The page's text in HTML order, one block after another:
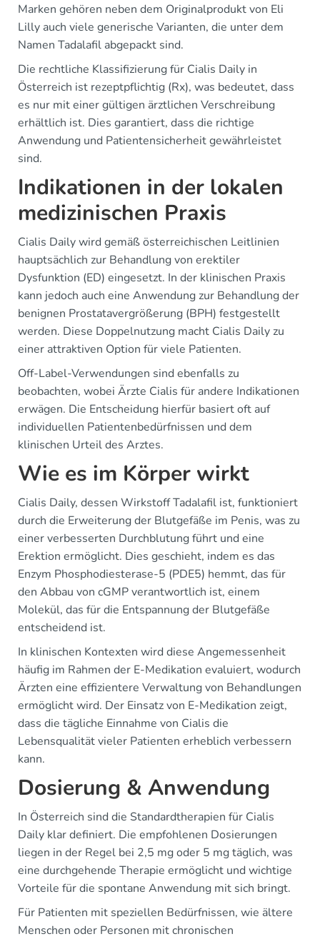
Marken gehören neben dem Originalprodukt von Eli
Lilly auch viele generische Varianten, die unter dem
Namen Tadalafil abgepackt sind.
Die rechtliche Klassifizierung für Cialis Daily in
Österreich ist rezeptpflichtig (Rx), was bedeutet, dass
es nur mit einer gültigen ärztlichen Verschreibung
erhältlich ist. Dies garantiert, dass die richtige
Anwendung und Patientensicherheit gewährleistet
sind.
Indikationen in der lokalen
medizinischen Praxis
Cialis Daily wird gemäß österreichischen Leitlinien
hauptsächlich zur Behandlung von erektiler
Dysfunktion (ED) eingesetzt. In der klinischen Praxis
kann jedoch auch eine Anwendung zur Behandlung der
benignen Prostatavergrößerung (BPH) festgestellt
werden. Diese Doppelnutzung macht Cialis Daily zu
einer attraktiven Option für viele Patienten.
Off-Label-Verwendungen sind ebenfalls zu
beobachten, wobei Ärzte Cialis für andere Indikationen
erwägen. Die Entscheidung hierfür basiert oft auf
individuellen Patientenbedürfnissen und dem
klinischen Urteil des Arztes.
Wie es im Körper wirkt
Cialis Daily, dessen Wirkstoff Tadalafil ist, funktioniert
durch die Erweiterung der Blutgefäße im Penis, was zu
einer verbesserten Durchblutung führt und eine
Erektion ermöglicht. Dies geschieht, indem es das
Enzym Phosphodiesterase-5 (PDE5) hemmt, das für
den Abbau von cGMP verantwortlich ist, einem
Molekül, das für die Entspannung der Blutgefäße
entscheidend ist.
In klinischen Kontexten wird diese Angemessenheit
häufig im Rahmen der E-Medikation evaluiert, wodurch
Ärzten eine effizientere Verwaltung von Behandlungen
ermöglicht wird. Der Einsatz von E-Medikation zeigt,
dass die tägliche Einnahme von Cialis die
Lebensqualität vieler Patienten erheblich verbessern
kann.
Dosierung & Anwendung
In Österreich sind die Standardtherapien für Cialis
Daily klar definiert. Die empfohlenen Dosierungen
liegen in der Regel bei 2,5 mg oder 5 mg täglich, was
eine durchgehende Therapie ermöglicht und wichtige
Vorteile für die spontane Anwendung mit sich bringt.
Für Patienten mit speziellen Bedürfnissen, wie ältere
Menschen oder Personen mit chronischen